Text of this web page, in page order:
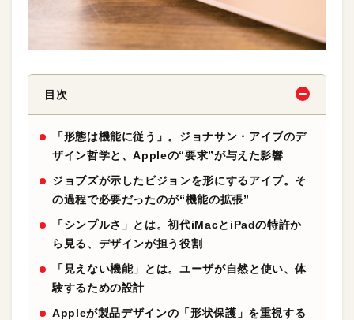
目次
「形態は機能に従う」。ジョナサン・アイブのデ
ザイン哲学と、Appleの“要求”が与えた影響
ジョブズが示したビジョンを形にするアイブ。そ
の過程で必要だったのが“機能の拡張”
「シンプルさ」とは。初代iMacとiPadの特許か
ら見る、デザインが担う役割
「見えない機能」とは。ユーザが自然と使い、体
験するための設計
Appleが製品デザインの「形状保護」を重視する